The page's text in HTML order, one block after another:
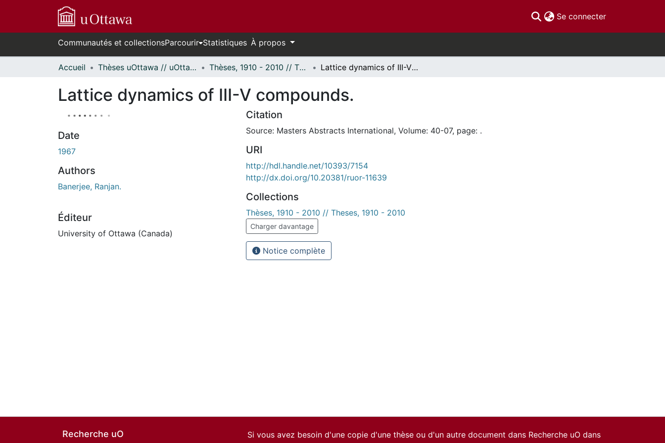
Se connecter(current)
Communautés et collectionsParcourir Statistiques À propos
Accueil Thèses uOttawa // uOttawa Theses Thèses, 1910 - 2010 // Theses, 1910 - 2010 Lattice dynamics of III-V compounds.
Lattice dynamics of III-V compounds.
Date
1967
Authors
Banerjee, Ranjan.
Éditeur
University of Ottawa (Canada)
Citation
Source: Masters Abstracts International, Volume: 40-07, page: .
URI
http://hdl.handle.net/10393/7154
http://dx.doi.org/10.20381/ruor-11639
Collections
Thèses, 1910 - 2010 // Theses, 1910 - 2010
Charger davantage
Notice complète
Recherche uO
Si vous avez besoin d'une copie d'une thèse ou d'un autre document dans Recherche uO dans